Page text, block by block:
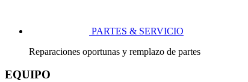
PARTES & SERVICIO
Reparaciones oportunas y remplazo de partes
EQUIPO